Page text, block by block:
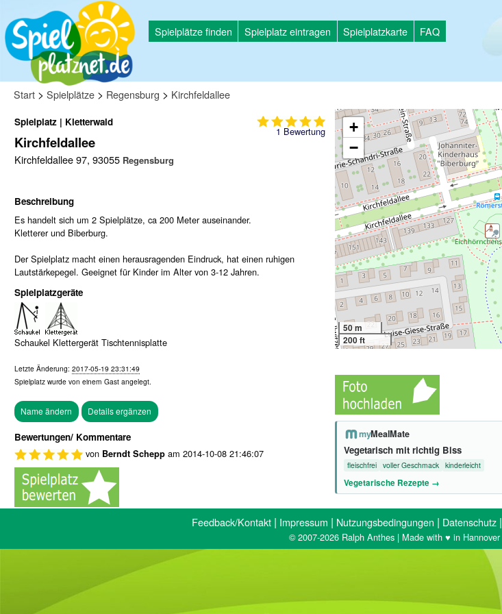
Spielplätze finden Spielplatz eintragen Spielplatzkarte FAQ
Start > Spielplätze > Regensburg > Kirchfeldallee
1Bewertung
Spielplatz | Kletterwald
Kirchfeldallee
Kirchfeldallee 97, 93055 Regensburg
Beschreibung
Es handelt sich um 2 Spielplätze, ca 200 Meter auseinander.
Kletterer und Biberburg.
Der Spielplatz macht einen herausragenden Eindruck, hat einen ruhigen
Lautstärkepegel. Geeignet für Kinder im Alter von 3-12 Jahren.
Spielplatzgeräte
Schaukel Klettergerät Tischtennisplatte
Letzte Änderung: 2017-05-19 23:31:49
Spielplatz wurde von einem Gast angelegt.
Bewertungen/ Kommentare
von Berndt Schepp am 2014-10-08 21:46:07
+
−
50 m
200 ft
myMealMate
Vegetarisch mit richtig Biss
fleischfrei voller Geschmack kinderleicht
Vegetarische Rezepte →
Feedback/Kontakt | Impressum | Nutzungsbedingungen | Datenschutz |
© 2007-2026 Ralph Anthes | Made with ♥ in Hannover